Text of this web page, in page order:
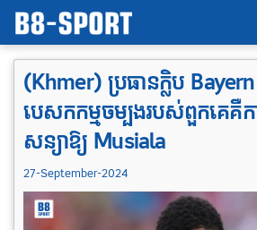
(Khmer) ប្រធានក្លិប
បេសកកម្មចម្បងរបស់ពួកគេគឺកា
សន្យាឱ្យ Musiala
27-September-2024